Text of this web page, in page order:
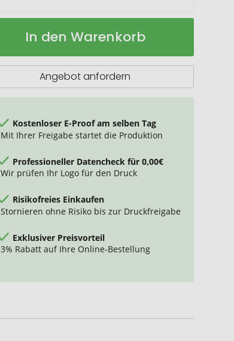
In den Warenkorb
Angebot anfordern
Kostenloser E-Proof am selben Tag
Mit Ihrer Freigabe startet die Produktion
Professioneller Datencheck für 0,00€
Wir prüfen Ihr Logo für den Druck
Risikofreies Einkaufen
Stornieren ohne Risiko bis zur Druckfreigabe
Exklusiver Preisvorteil
3% Rabatt auf Ihre Online-Bestellung